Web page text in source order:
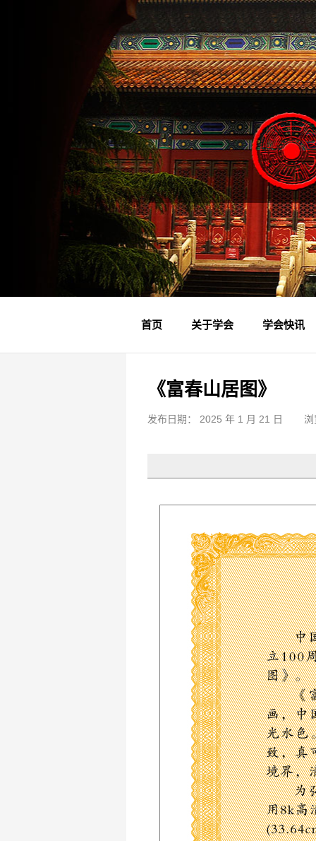
首页 关于学会
学会简介
章程制度
领导成员
理事名单
专家委员会
学术专家
学会会标
学会年鉴
学会快讯
学会动态
文物要闻
《富春山居图》
发布日期： 2025 年 1 月 21 日